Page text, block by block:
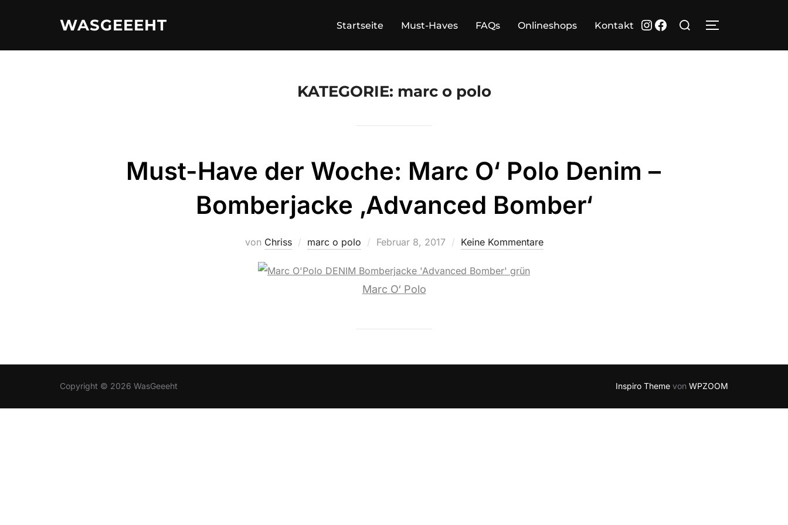
WASGEEEHT Startseite Must-Haves FAQs Onlineshops Kontakt Instagram
Facebook
Suchen
KATEGORIE: marc o polo
Must-Have der Woche: Marc O‘ Polo Denim –
Bomberjacke ‚Advanced Bomber‘
von Chriss marc o polo
Veröffentlicht
Februar 8, 2017 Keine Kommentare
Marc O‘ Polo
Copyright © 2026 WasGeeeht Inspiro Theme von WPZOOM